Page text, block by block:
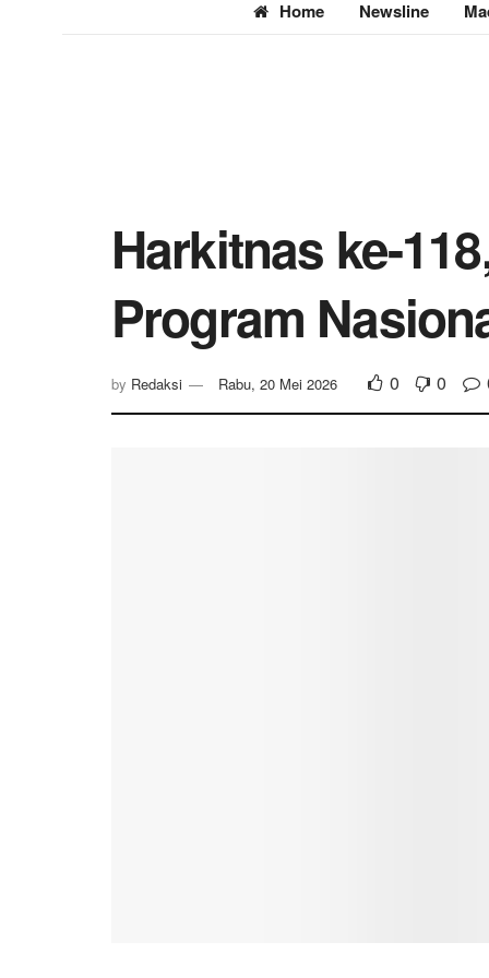
Home Newsline
Harkitnas ke-
Program
by Redaksi Rabu, 20 Mei 2026 0 0